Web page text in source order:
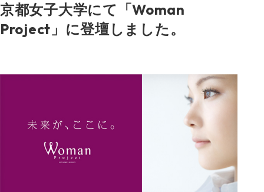
京都女子大学にて「Woman
Project」に登壇しました。